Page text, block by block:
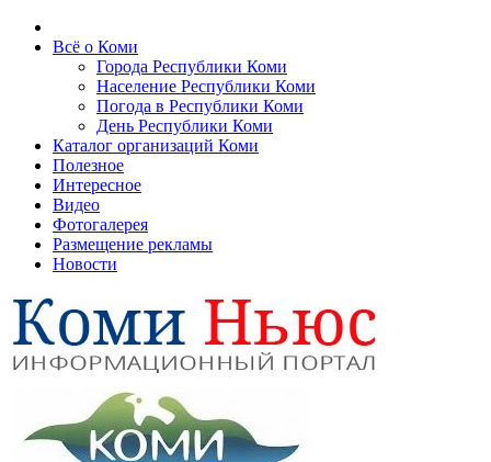
Всё о Коми
Города Республики Коми
Население Республики Коми
Погода в Республики Коми
День Республики Коми
Каталог организаций Коми
Полезное
Интересное
Видео
Фотогалерея
Размещение рекламы
Новости